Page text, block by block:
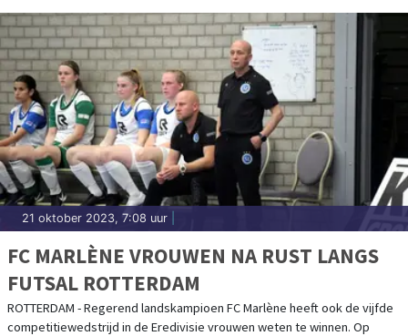
21 oktober 2023, 7:08 uur
FC MARLÈNE VROUWEN NA RUST LANGS
FUTSAL ROTTERDAM
ROTTERDAM - Regerend landskampioen FC Marlène heeft ook de vijfde
competitiewedstrijd in de Eredivisie vrouwen weten te winnen. Op